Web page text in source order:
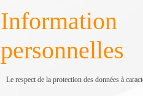
personnelles
Le respect de la protection des données à